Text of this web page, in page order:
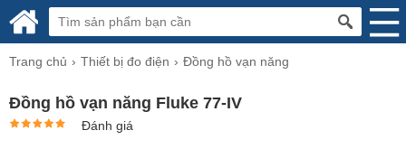
Trang chủ Thiết bị đo điện Đồng hồ vạn năng
Đồng hồ vạn năng Fluke 77-IV
Đánh giá